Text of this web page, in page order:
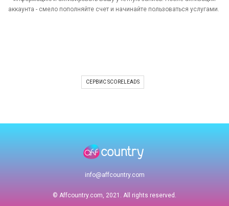
аккаунта - смело пополняйте счет и начинайте пользоваться услугами.
СЕРВИС SCORELEADS
info@affcountry.com
© Affcountry.com, 2021. All rights reserved.